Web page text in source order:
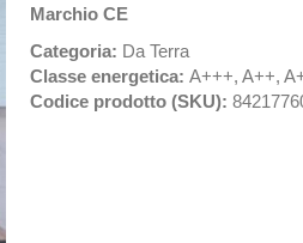
Marchio CE
Categoria: Da Terra
Classe energetica: A+++, A++,
Codice prodotto (SKU):